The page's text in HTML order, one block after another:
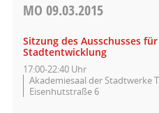
MO 09.03.2015
Sitzung des Ausschusses
Stadtentwicklung
17:00-22:40 Uhr
Akademiesaal der Stadtwerke
Eisenhutstraße 6